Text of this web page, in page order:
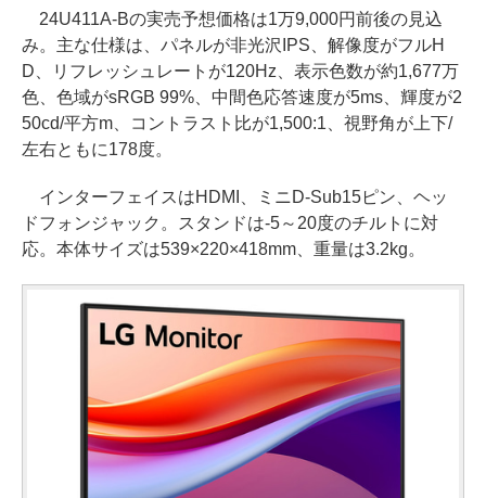
24U411A-Bの実売予想価格は1万9,000円前後の見込
み。主な仕様は、パネルが非光沢IPS、解像度がフルH
D、リフレッシュレートが120Hz、表示色数が約1,677万
色、色域がsRGB 99%、中間色応答速度が5ms、輝度が2
50cd/平方m、コントラスト比が1,500:1、視野角が上下/
左右ともに178度。
インターフェイスはHDMI、ミニD-Sub15ピン、ヘッ
ドフォンジャック。スタンドは-5～20度のチルトに対
応。本体サイズは539×220×418mm、重量は3.2kg。